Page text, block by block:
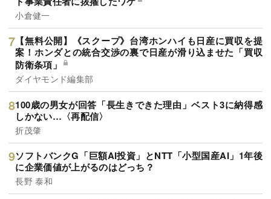
小倉健一
【無料公開】《スクープ》台湾ホンハイも日産に買収を提
案！ホンダとの統合交渉の裏で日産が滑り込ませた「買収
防衛条項」
ダイヤモンド編集部
100歳の男女が回答「長生きできた理由」ベスト3に納得感
しかない…〈再配信〉
折茂肇
ソフトバンクG「巨額AI投資」とNTT「小型国産AI」1年後
に企業価値が上がるのはどっち？
長野 泰和